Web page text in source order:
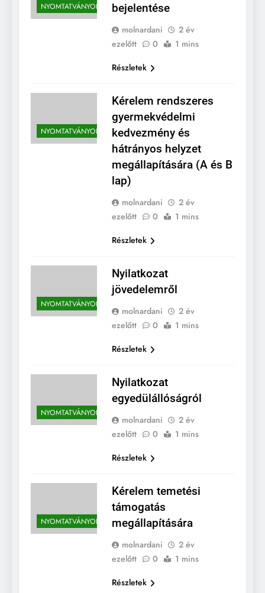
NYOMTATVÁNYOK
bejelentése
molnardani
2 év
ezelőtt
0
1 mins
Részletek
NYOMTATVÁNYOK
Kérelem rendszeres
gyermekvédelmi
kedvezmény és
hátrányos helyzet
megállapítására (A és B
lap)
molnardani
2 év
ezelőtt
0
1 mins
Részletek
NYOMTATVÁNYOK
Nyilatkozat
jövedelemről
molnardani
2 év
ezelőtt
0
1 mins
Részletek
NYOMTATVÁNYOK
Nyilatkozat
egyedülállóságról
molnardani
2 év
ezelőtt
0
1 mins
Részletek
NYOMTATVÁNYOK
Kérelem temetési
támogatás
megállapítására
molnardani
2 év
ezelőtt
0
1 mins
Részletek